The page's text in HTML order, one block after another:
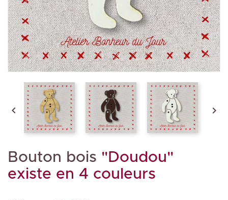
 
Bouton bois "Doudou"
existe en 4 couleurs